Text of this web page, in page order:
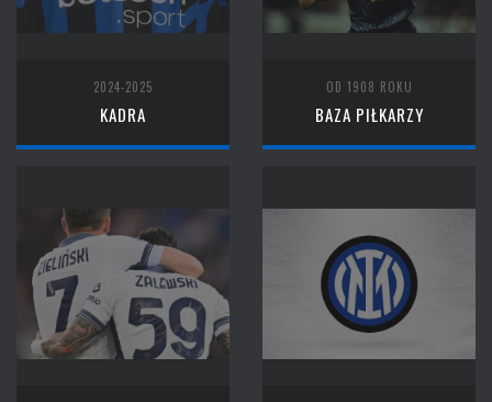
2024-2025
KADRA
OD 1908 ROKU
BAZA PIŁKARZY